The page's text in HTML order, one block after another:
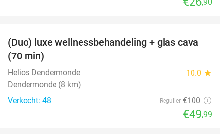
,90
50%
(Duo) luxe wellnessbehandeling + glas cava
(70 min)
Helios Dendermonde 10.0 star
Dendermonde (8 km)
Verkocht: 48
Regulier €100
€49,99